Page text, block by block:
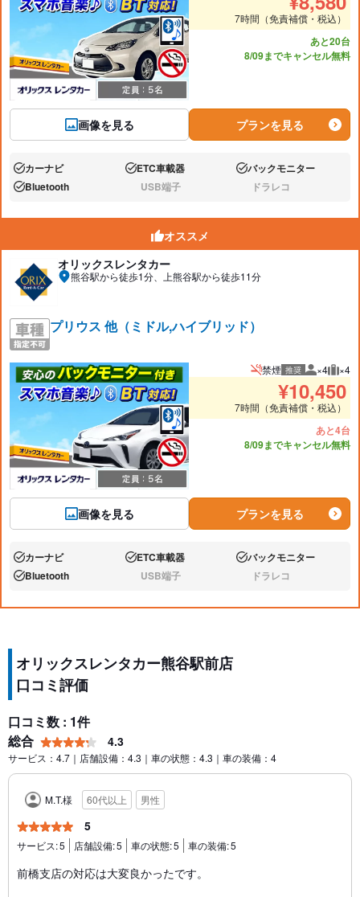
画像を見る
7時間（免責補償・税込）
あと20台
8/09までキャンセル無料
プランを見る
あり:カーナビ あり:ETC車載器 あり:バックモニター
あり:Bluetooth なし:USB端子 なし:ドラレコ
オススメ
オリックスレンタカー
熊谷駅から徒歩1分、上熊谷駅から徒歩11分
プリウス 他（ミドル,ハイブリッド）
画像を見る
禁煙 推奨 推奨人数
×4 推奨
×4
¥10,450
7時間（免責補償・税込）
あと4台
8/09までキャンセル無料
プランを見る
あり:カーナビ あり:ETC車載器 あり:バックモニター
あり:Bluetooth なし:USB端子 なし:ドラレコ
オリックスレンタカー熊谷駅前店
口コミ評価
口コミ数 : 1件
総合
4.3
サービス：4.7｜店舗設備：4.3｜車の状態：4.3｜車の装備：4
M.T.様 60代以上 男性
5
サービス:5 店舗設備:5 車の状態:5 車の装備:5
前橋支店の対応は大変良かったです。